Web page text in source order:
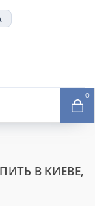
0
В КИЕВЕ,